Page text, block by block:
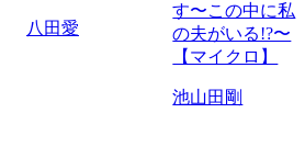
八田愛
す〜この中に私
の夫がいる!?〜
【マイクロ】
池山田剛